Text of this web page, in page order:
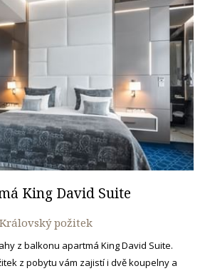
King David Suite
Královský požitek
z balkonu apartmá King David Suite.
z pobytu vám zajistí i dvě koupelny a